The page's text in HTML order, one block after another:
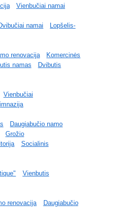
Vienbučiai namai
namai
Lopšelis-
renovacija
Komercinės
namas
Dvibutis
Vienbučiai
Daugiabučio namo
Grožio
Socialinis
Vienbutis
renovacija
Daugiabučio